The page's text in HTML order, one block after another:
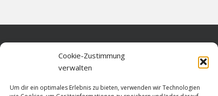
Cookie-Zustimmung
verwalten
Um dir ein optimales Erlebnis zu bieten, verwenden wir Technologien
Datenschutz